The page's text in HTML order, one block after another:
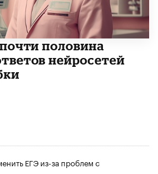
половина
нейросетей
ЕГЭ из-за проблем с